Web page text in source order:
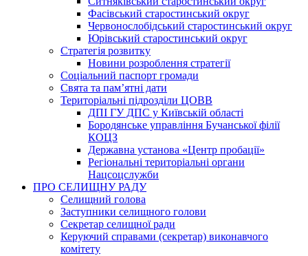
Фасівський старостинський округ
Червонослобідський старостинський округ
Юрівський старостинський округ
Стратегія розвитку
Новини розроблення стратегії
Соціальний паспорт громади
Свята та пам’ятні дати
Територіальні підрозділи ЦОВВ
ДПІ ГУ ДПС у Київській області
Бородянське управління Бучанської філії
КОЦЗ
Державна установа «Центр пробації»
Регіональні територіальні органи
Нацсоцслужби
ПРО СЕЛИЩНУ РАДУ
Селищний голова
Заступники селищного голови
Секретар селищної ради
Керуючий справами (секретар) виконавчого
комітету